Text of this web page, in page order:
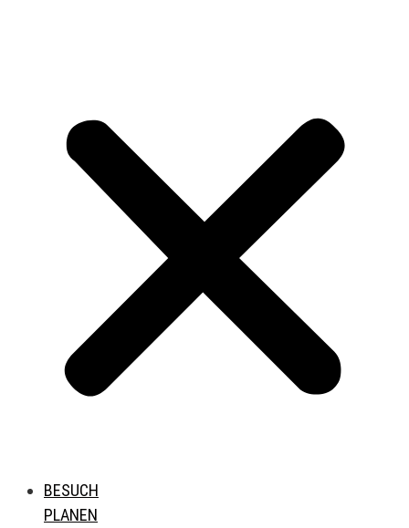
BESUCH
PLANEN